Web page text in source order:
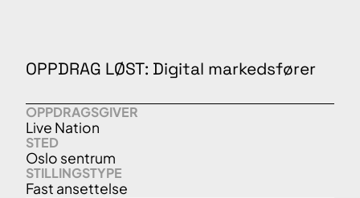
OPPDRAG LØST: Digital markedsfører
OPPDRAGSGIVER
Live Nation
STED
Oslo sentrum
STILLINGSTYPE
Fast ansettelse